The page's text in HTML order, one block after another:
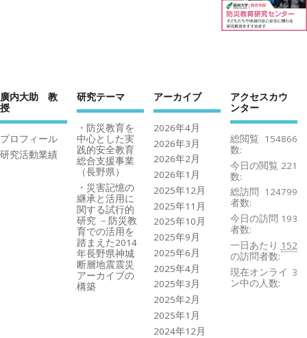
廣内大助 教
授
プロフィール
研究活動業績
研究テーマ
・防災教育を
中心とした実
践的安全教育
総合支援事業
（長野県）
・災害記憶の
継承と活用に
関する試行的
研究 －防災教
育での活用を
踏まえた2014
年長野県神城
断層地震震災
アーカイブの
構築
アーカイブ
2026年4月
2026年3月
2026年2月
2026年1月
2025年12月
2025年11月
2025年10月
2025年9月
2025年6月
2025年4月
2025年3月
2025年2月
2025年1月
2024年12月
アクセスカウ
ンター
154866
総閲覧
数:
221
今日の閲覧
数:
124799
総訪問
者数:
193
今日の訪問
者数:
152
一日あたり
の訪問者数:
3
現在オンライ
ン中の人数: